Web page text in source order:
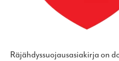
Räjähdyssuojausasiakirja on